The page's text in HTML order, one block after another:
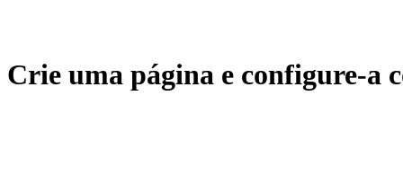
Crie uma página e configure-a